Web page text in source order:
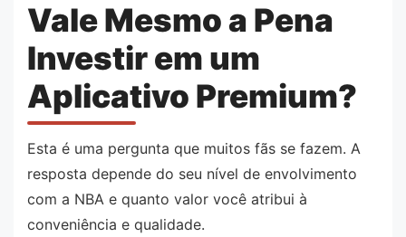
Vale Mesmo a Pena
Investir em um
Aplicativo Premium?
Esta é uma pergunta que muitos fãs se fazem. A
resposta depende do seu nível de envolvimento
com a NBA e quanto valor você atribui à
conveniência e qualidade.